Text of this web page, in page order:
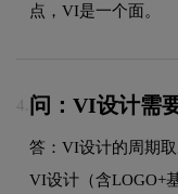
点，VI是一个面。
4. 问：VI设计需
答：VI设计的周期
VI设计（含LOGO+